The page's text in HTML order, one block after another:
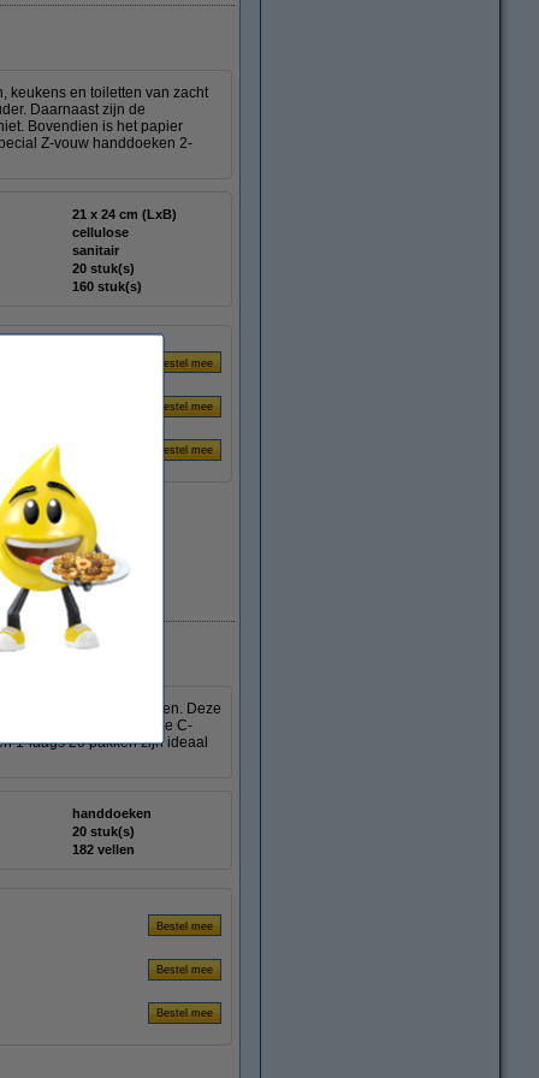
keukens en toiletten van zacht
Daarnaast zijn de
Bovendien is het papier
Z-vouw handdoeken 2-
21 x 24 cm (LxB)
cellulose
sanitair
20 stuk(s)
160 stuk(s)
Direct leverbaar
1-laags 20 pakken. Deze
dispensers. Door de C-
1-laags 20 pakken zijn ideaal
handdoeken
20 stuk(s)
182 vellen